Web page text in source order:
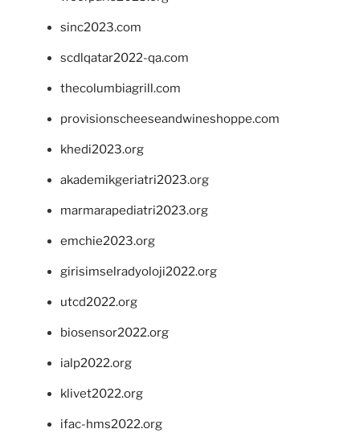
sinc2023.com
scdlqatar2022-qa.com
thecolumbiagrill.com
provisionscheeseandwineshoppe.com
khedi2023.org
akademikgeriatri2023.org
marmarapediatri2023.org
emchie2023.org
girisimselradyoloji2022.org
utcd2022.org
biosensor2022.org
ialp2022.org
klivet2022.org
ifac-hms2022.org